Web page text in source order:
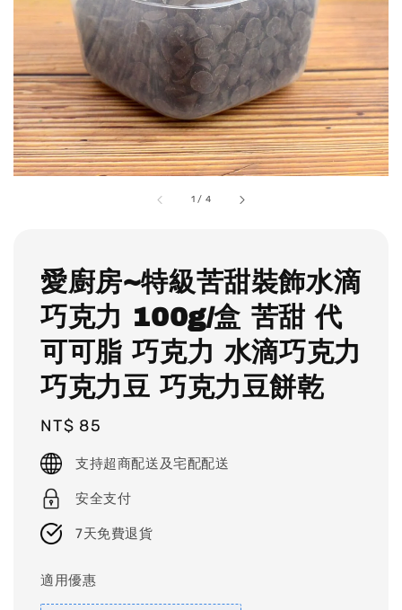
1 / 4
愛廚房~特級苦甜裝飾水滴
巧克力 100g/盒 苦甜 代
可可脂 巧克力 水滴巧克力
巧克力豆 巧克力豆餅乾
Regular
price
NT$ 85
支持超商配送及宅配配送
安全支付
7天免費退貨
適用優惠